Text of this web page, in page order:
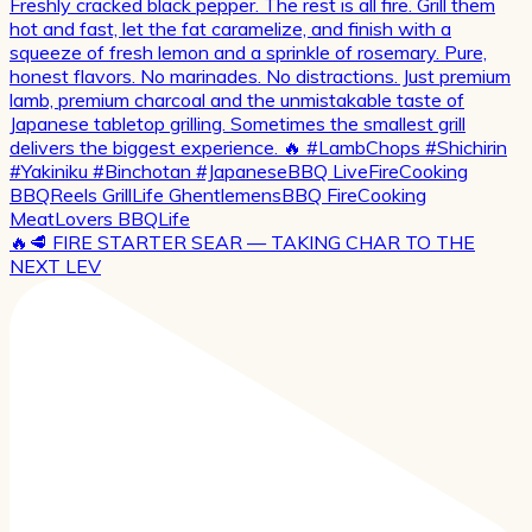
🔥🥩 FIRE STARTER SEAR — TAKING CHAR TO THE
NEXT LEV